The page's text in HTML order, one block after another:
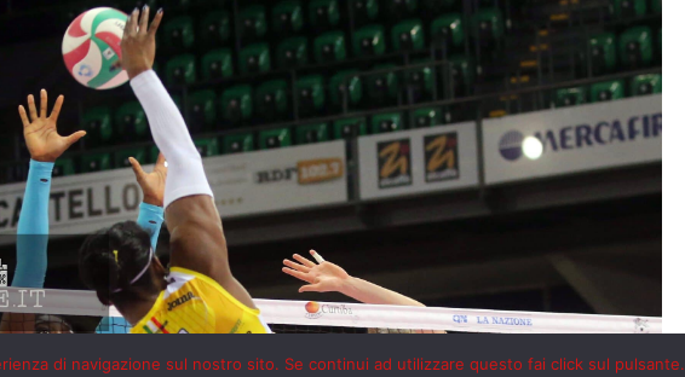
di navigazione sul nostro sito. Se continui ad utilizzare questo fai click sul pulsante.